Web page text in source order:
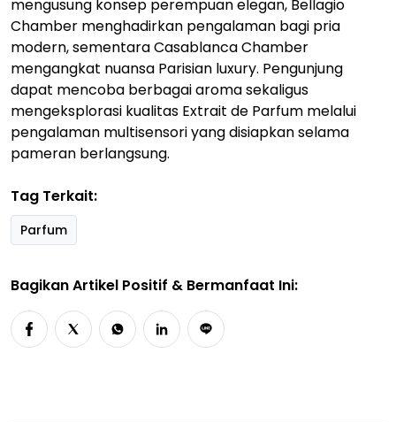
mengusung konsep perempuan elegan, Bellagio
Chamber menghadirkan pengalaman bagi pria
modern, sementara Casablanca Chamber
mengangkat nuansa Parisian luxury. Pengunjung
dapat mencoba berbagai aroma sekaligus
mengeksplorasi kualitas Extrait de Parfum melalui
pengalaman multisensori yang disiapkan selama
pameran berlangsung.
Tag Terkait:
Parfum
Bagikan Artikel Positif & Bermanfaat Ini: